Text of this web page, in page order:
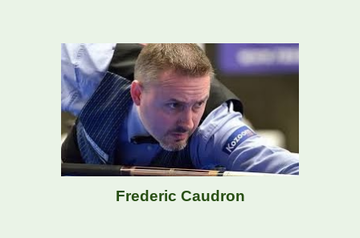
Frederic Caudron